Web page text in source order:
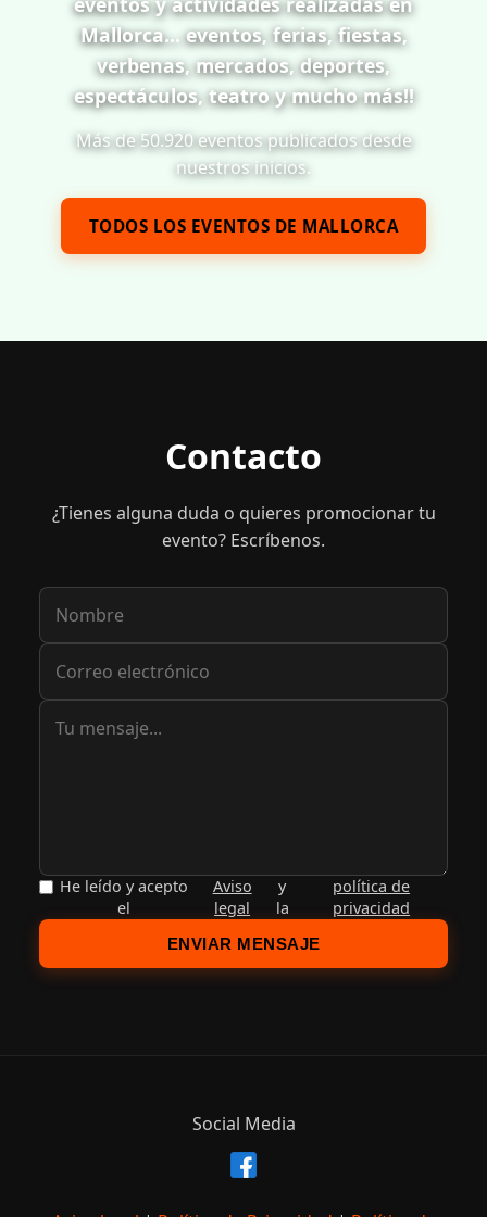
Mallorca... eventos, ferias, fiestas,
verbenas, mercados, deportes,
espectáculos, teatro y mucho más!!
Más de 50.920 eventos publicados desde
nuestros inicios.
TODOS LOS EVENTOS DE MALLORCA
Contacto
¿Tienes alguna duda o quieres promocionar tu
evento? Escríbenos.
He leído y acepto
el
Aviso
legal
y
la
política de
privacidad
ENVIAR MENSAJE
Social Media